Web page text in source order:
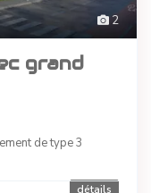
2
grand
de type 3
détails